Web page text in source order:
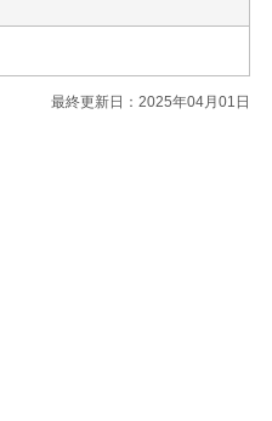
最終更新日：2025年04月01日